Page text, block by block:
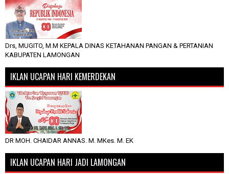
Drs, MUGITO, M.M KEPALA DINAS KETAHANAN PANGAN & PERTANIAN
KABUPATEN LAMONGAN
IKLAN UCAPAN HARI KEMERDEKAN
DR MOH. CHAIDAR ANNAS. M. MKes. M. EK
IKLAN UCAPAN HARI JADI LAMONGAN